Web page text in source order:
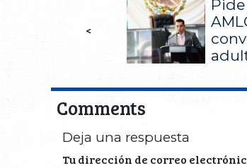
<
Comments
Deja una respuesta
Tu dirección de correo